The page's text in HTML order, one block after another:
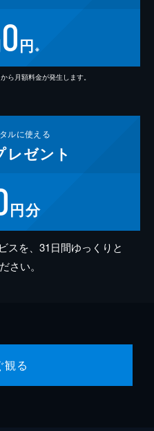
0円 ※
ら月額料金が発生します。
ルに使える
レゼント
円分
スを、31日間ゆっくりと
さい。
観る